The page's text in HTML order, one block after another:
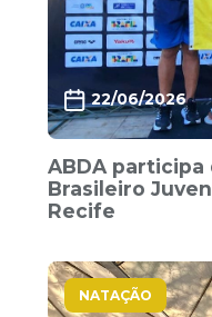
22/06/2026
ABDA participa
Brasileiro
Recife
NATAÇÃO